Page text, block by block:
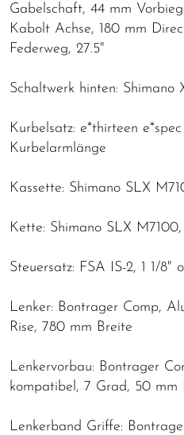
Gabelschaft, 44 mm
Kabolt Achse, 180 mm
Federweg, 27.5"
Schaltwerk hinten:
Kurbelsatz: e*thirteen
Kurbelarmlänge
Kassette: Shimano SLX
Kette: Shimano SLX M7100,
Steuersatz: FSA IS-2, 1 1/8"
Lenker: Bontrager Comp,
Rise, 780 mm Breite
Lenkervorbau: Bontrager
kompatibel, 7 Grad, 50 mm
Lenkerband Griffe: